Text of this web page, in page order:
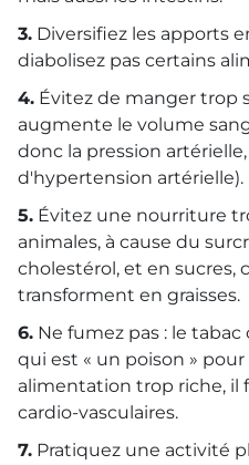
3. Diversifiez les apports
diabolisez pas certains
4. Évitez de manger trop
augmente le volume
donc la pression
d'hypertension artérielle).
5. Évitez une nourriture
animales, à cause du
cholestérol, et en sucres,
transforment en graisses.
6. Ne fumez pas : le
qui est « un poison »
alimentation trop riche, il
cardio-vasculaires.
7. Pratiquez une activité